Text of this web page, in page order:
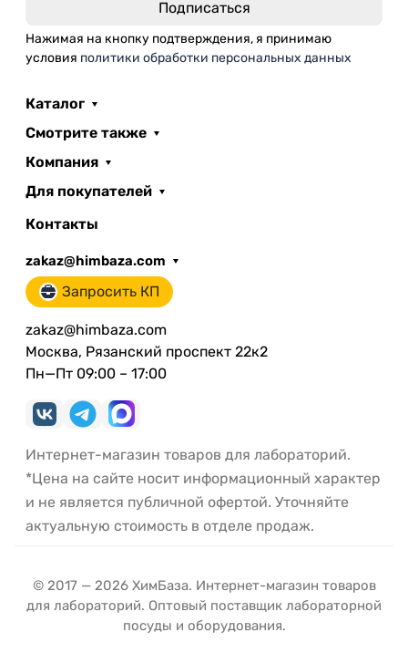
Нажимая на кнопку подтверждения, я принимаю
условия политики обработки персональных данных
Каталог
Смотрите также
Компания
Для покупателей
Контакты
zakaz@himbaza.com
Запросить КП
zakaz@himbaza.com
Москва, Рязанский проспект 22к2
Пн—Пт 09:00 – 17:00
Интернет-магазин товаров для лабораторий.
*Цена на сайте носит информационный характер
и не является публичной офертой. Уточняйте
актуальную стоимость в отделе продаж.
© 2017 — 2026 ХимБаза. Интернет-магазин товаров
для лабораторий. Оптовый поставщик лабораторной
посуды и оборудования.